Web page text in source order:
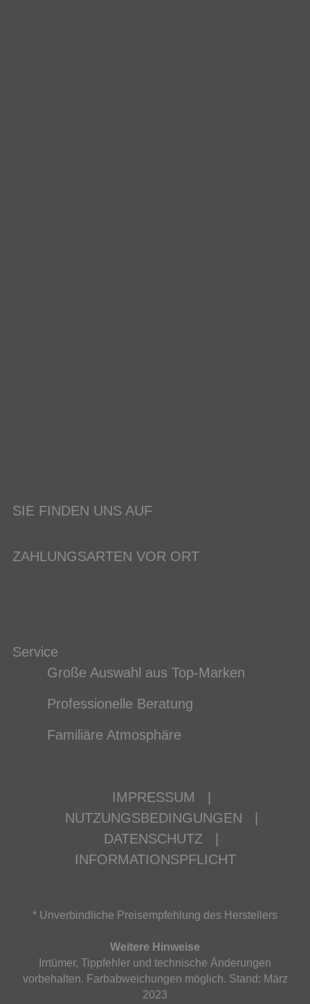
SIE FINDEN UNS AUF
ZAHLUNGSARTEN VOR ORT
Service
Große Auswahl aus Top-Marken
Professionelle Beratung
Familiäre Atmosphäre
IMPRESSUM
NUTZUNGSBEDINGUNGEN
DATENSCHUTZ
INFORMATIONSPFLICHT
* Unverbindliche Preisempfehlung des Herstellers
Weitere Hinweise
Irrtümer, Tippfehler und technische Änderungen
vorbehalten. Farbabweichungen möglich. Stand: März
2023